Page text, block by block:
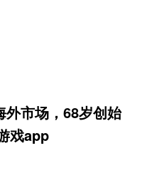
市场，68岁创始
戏app